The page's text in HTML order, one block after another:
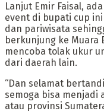
Lanjut Emir Faisal,
event di bupati cup
dan pariwisata
berkunjung ke Muara
mencoba tolak ukur
dari daerah lain.
“Dan selamat
semoga bisa
atau provinsi